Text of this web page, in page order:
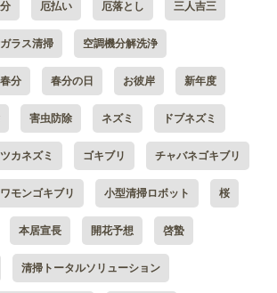
厄払い 厄落とし 三人吉三
ラス清掃 空調機分解洗浄
春分 春分の日 お彼岸 新年度
害虫防除 ネズミ ドブネズミ
カネズミ ゴキブリ チャバネゴキブリ
ワモンゴキブリ 小型清掃ロボット 桜
本居宣長 開花予想 啓蟄
清掃トータルソリューション